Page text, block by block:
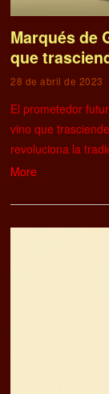
Marqués de
que
28 de abril de 2023
El prometedor
vino que
revoluciona la
More